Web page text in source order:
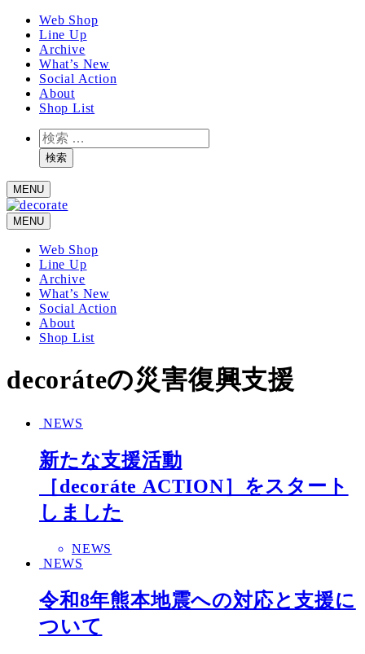
動
Web Shop
Line Up
Archive
What’s New
Social Action
About
Shop List
検
索検索
MENU
MENU
Web Shop
Line Up
Archive
What’s New
Social Action
About
Shop List
decoráteの災害復興支援
NEWS
新たな支援活動
［decoráte ACTION］をスタート
しました
NEWS
NEWS
令和8年熊本地震への対応と支援に
ついて